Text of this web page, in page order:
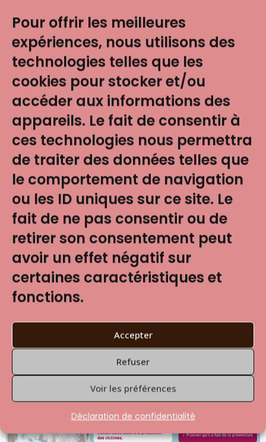
Pour offrir les meilleures
expériences, nous utilisons des
technologies telles que les
cookies pour stocker et/ou
accéder aux informations des
appareils. Le fait de consentir à
ces technologies nous permettra
de traiter des données telles que
le comportement de navigation
ou les ID uniques sur ce site. Le
fait de ne pas consentir ou de
retirer son consentement peut
avoir un effet négatif sur
certaines caractéristiques et
fonctions.
Accepter
Refuser
Voir les préférences
Déclaration de confidentialité
CeMOOCest là pouraider les uns et les autres,
créer l’entreprise de demain, où violences
sexuelles et sexistes ne seront qu’un mauvais
souvenir.
Il est destiné
aux salarié.e.s de toutes les
entreprises, femmes et hommes, employés et
dirigeants.
Je me forme